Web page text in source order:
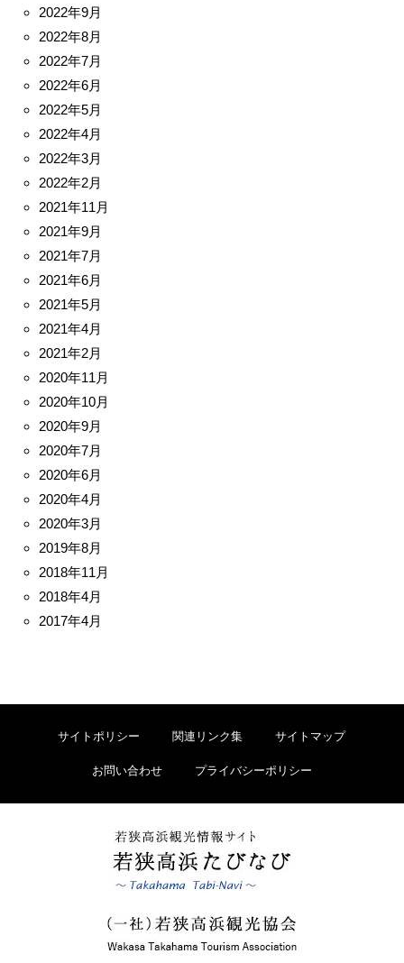
2022年9月
2022年8月
2022年7月
2022年6月
2022年5月
2022年4月
2022年3月
2022年2月
2021年11月
2021年9月
2021年7月
2021年6月
2021年5月
2021年4月
2021年2月
2020年11月
2020年10月
2020年9月
2020年7月
2020年6月
2020年4月
2020年3月
2019年8月
2018年11月
2018年4月
2017年4月
サイトポリシー 関連リンク集 サイトマップ
お問い合わせ プライバシーポリシー